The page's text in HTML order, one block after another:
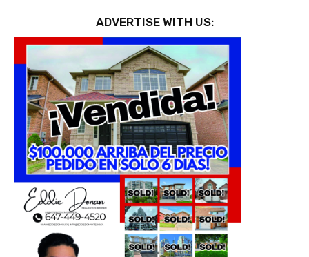
ADVERTISE WITH US: